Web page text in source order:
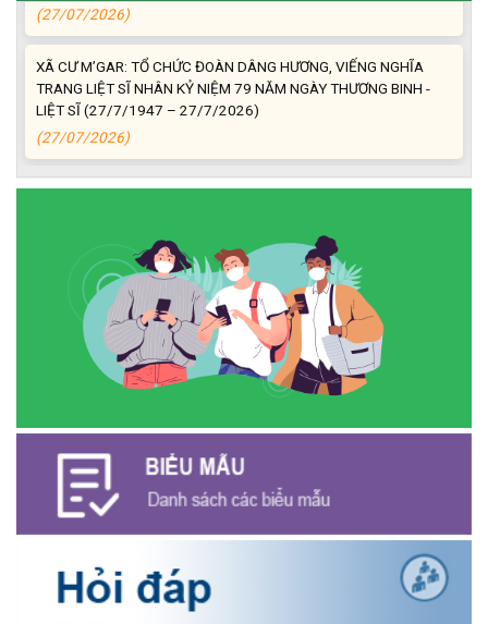
XÃ CƯ M’GAR: TỔ CHỨC ĐOÀN DÂNG HƯƠNG, VIẾNG NGHĨA
TRANG LIỆT SĨ NHÂN KỶ NIỆM 79 NĂM NGÀY THƯƠNG BINH -
LIỆT SĨ (27/7/1947 – 27/7/2026)
(27/07/2026)
ĐỒNG CHÍ PHAN XUÂN LỰC - CHỦ TỊCH UBND XÃ CƯ M’GAR
THĂM, TẶNG QUÀ GIA ĐÌNH CHÍNH SÁCH NHÂN KỶ NIỆM 79
Phát biểu bế mạc Hội nghị Trung ương 3, khóa XIV của Tổng Bí
thư, Chủ tịch nước Tô Lâm
(26/07/2026)
NGÂN HÀNG CHÍNH SÁCH XÃ HỘI CƯ M’GAR: TỔ CHỨC CHO
QUỐC
(24/07/2026)
HỘI NÔNG DÂN XÃ CƯ M’GAR ĐẠI DIỆN TỈNH ĐẮK LẮK QUẢNG
(18/07/2026)